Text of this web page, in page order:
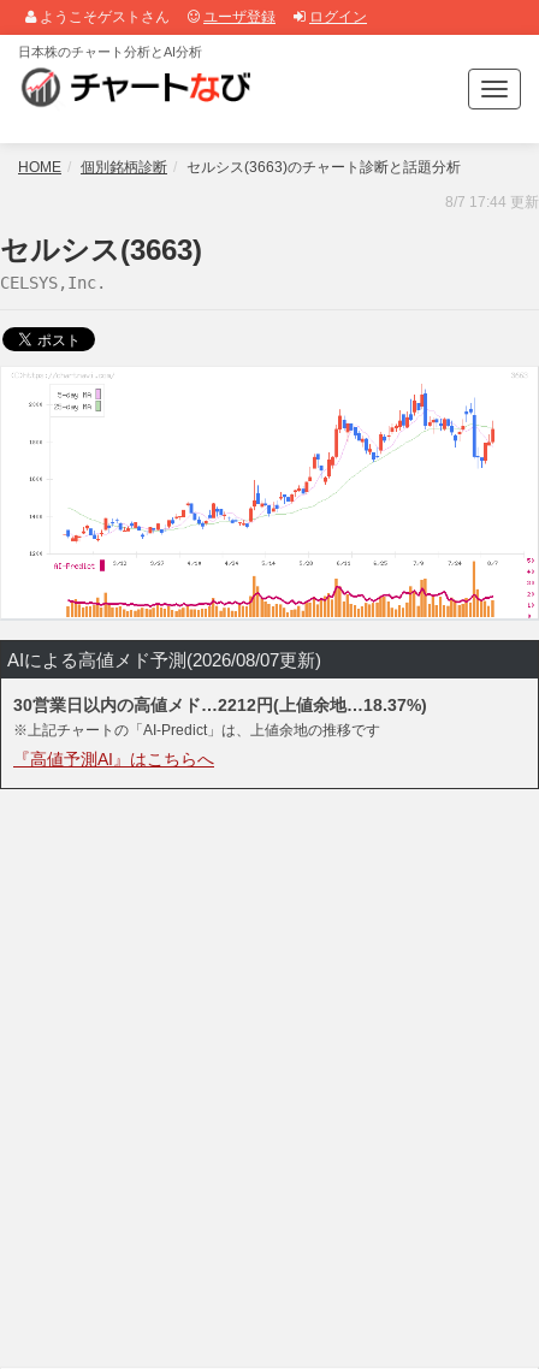
ようこそゲストさん ユーザ登録 ログイン
T
o
g
e
o
日本株のチャート分析とAI分析
HOME 個別銘柄診断 セルシス(3663)のチャート診断と話題分析
8/7 17:44 更新
セルシス(3663)
CELSYS,Inc.
AIによる高値メド予測(2026/08/07更新)
30営業日以内の高値メド…2212円(上値余地…18.37%)
※上記チャートの「AI-Predict」は、上値余地の推移です
『高値予測AI』はこちらへ